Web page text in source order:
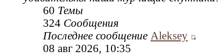
60 Темы
324 Сообщения
Последнее сообщение Aleksey
08 авг 2026, 10:35